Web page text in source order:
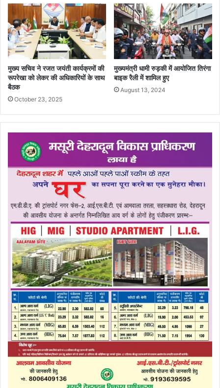
मुख्य सचिव ने रजत जयंती कार्यक्रमों की
रूपरेखा को लेकर की अधिकारियों के साथ
बैठक
October 23, 2025
मुख्यमंत्री धामी रुड़की में आयोजित तिरंगा
बाइक रैली में शामिल हुए
August 13, 2024